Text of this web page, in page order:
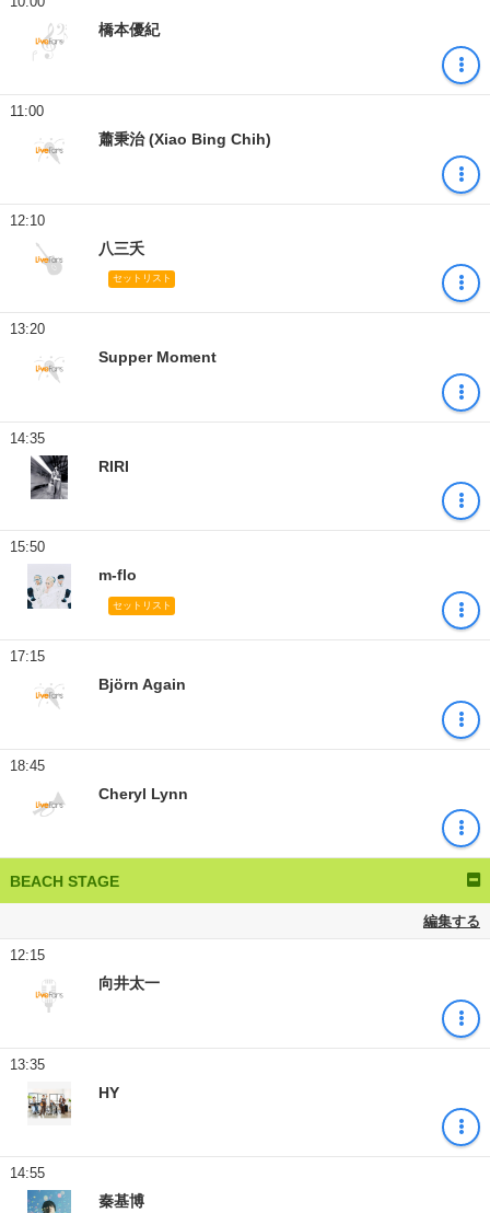
橋本優紀
11:00
蕭秉治 (Xiao Bing Chih)
12:10
八三夭
セットリスト
13:20
Supper Moment
14:35
RIRI
15:50
m-flo
セットリスト
17:15
Björn Again
18:45
Cheryl Lynn
BEACH STAGE
編集する
12:15
向井太一
13:35
HY
14:55
秦基博